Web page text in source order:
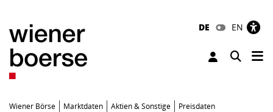
DE EN
Toggle
Wiener Börse Marktdaten Aktien & Sonstige Preisdaten